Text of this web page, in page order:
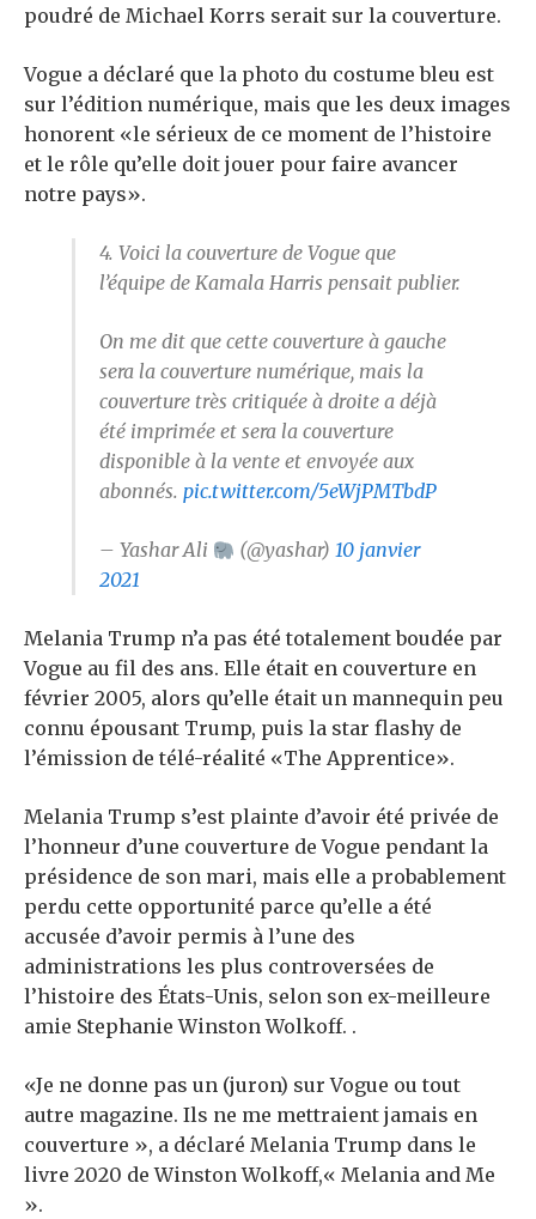
poudré de Michael Korrs serait sur la couverture.
Vogue a déclaré que la photo du costume bleu est
sur l’édition numérique, mais que les deux images
honorent «le sérieux de ce moment de l’histoire
et le rôle qu’elle doit jouer pour faire avancer
notre pays».
4. Voici la couverture de Vogue que
l’équipe de Kamala Harris pensait publier.
On me dit que cette couverture à gauche
sera la couverture numérique, mais la
couverture très critiquée à droite a déjà
été imprimée et sera la couverture
disponible à la vente et envoyée aux
abonnés. pic.twitter.com/5eWjPMTbdP
– Yashar Ali (@yashar)10 janvier
2021
Melania Trump n’a pas été totalement boudée par
Vogue au fil des ans. Elle était en couverture en
février 2005, alors qu’elle était un mannequin peu
connu épousant Trump, puis la star flashy de
l’émission de télé-réalité «The Apprentice».
Melania Trump s’est plainte d’avoir été privée de
l’honneur d’une couverture de Vogue pendant la
présidence de son mari, mais elle a probablement
perdu cette opportunité parce qu’elle a été
accusée d’avoir permis à l’une des
administrations les plus controversées de
l’histoire des États-Unis, selon son ex-meilleure
amie Stephanie Winston Wolkoff. .
«Je ne donne pas un (juron) sur Vogue ou tout
autre magazine. Ils ne me mettraient jamais en
couverture », a déclaré Melania Trump dans le
livre 2020 de Winston Wolkoff,« Melania and Me
».